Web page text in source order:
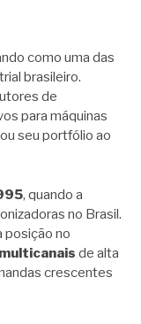
como uma das
brasileiro.
de
para máquinas
seu portfólio ao
, quando a
no Brasil.
posição no
de alta
crescentes